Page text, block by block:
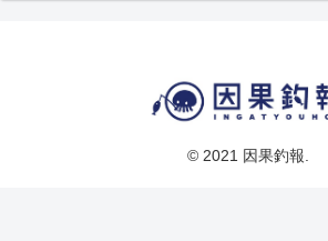
© 2021 因果釣報.